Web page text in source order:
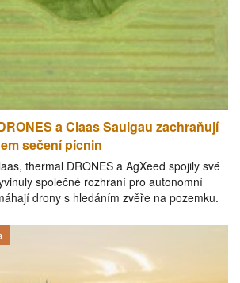
a Claas Saulgau zachraňují
sečení pícnin
thermal DRONES a AgXeed spojily své
společné rozhraní pro autonomní
drony s hledáním zvěře na pozemku.